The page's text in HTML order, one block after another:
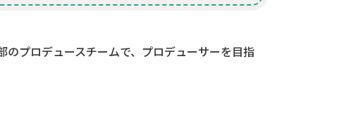
プロデュースチームで、プロデューサーを目指